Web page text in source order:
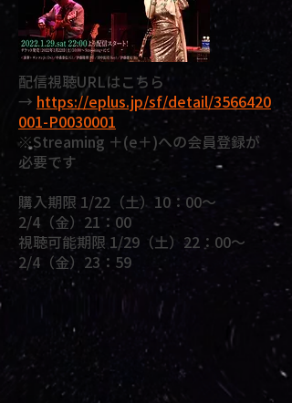
配信視聴URLはこちら
→ https://eplus.jp/sf/detail/3566420
001-P0030001
※Streaming ＋(e＋)への会員登録が
必要です
購入期限 1/22（土）10：00～
2/4（金）21：00
視聴可能期限 1/29（土）22：00～
2/4（金）23：59